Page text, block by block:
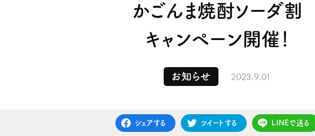
かごんま焼酎ソーダ割
キャンペーン開催！
お知らせ 2023.9.01
シェアする ツイートする LINEで送る